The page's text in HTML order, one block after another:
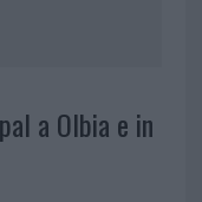
a Olbia e in